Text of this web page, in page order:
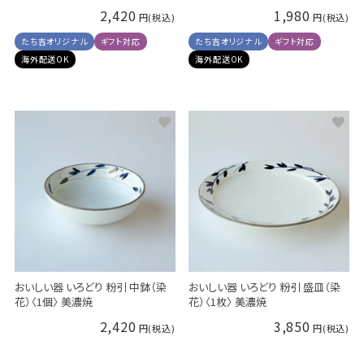
2,420
たち吉オリジナル
ギフト対応
海外配送OK
1,980
たち吉オリジナル
ギフト対応
海外配送OK
おいしい器 いろどり 粉引 中鉢（染
花）〈1個〉 美濃焼
2,420
おいしい器 いろどり 粉引 盛皿（染
花）〈1枚〉 美濃焼
3,850